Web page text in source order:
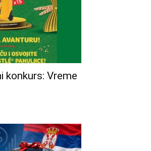
konkurs: Vreme